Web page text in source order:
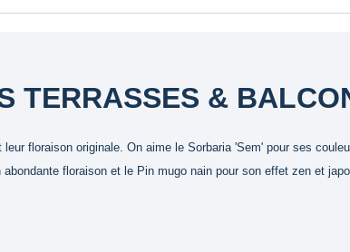
TERRASSES &
floraison originale. On aime le Sorbaria 'Sem' pour ses
floraison et le Pin mugo nain pour son effet zen et